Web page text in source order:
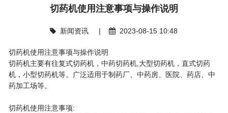
切药机使用注意事项与操作说明
新闻资讯 | 2023-08-15 10:48
切药机使用注意事项与操作说明
切药机主要有往复式切药机，中药切药机,大型切药机，直式切药
机，小型切药机等。广泛适用于制药厂、中药房、医院、药店、中
药加工场等。
切药机使用注意事项: